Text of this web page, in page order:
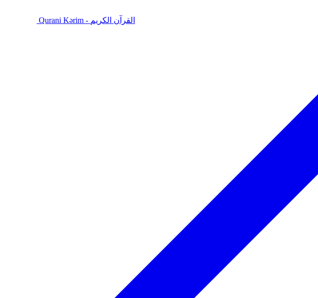
Qurani Kərim - القرآن الكريم